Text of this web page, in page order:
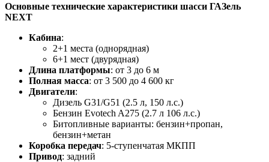
Основные технические характеристики шасси ГАЗель
NEXT
Кабина:
2+1 места (однорядная)
6+1 мест (двурядная)
Длина платформы: от 3 до 6 м
Полная масса: от 3 500 до 4 600 кг
Двигатели:
Дизель G31/G51 (2.5 л, 150 л.с.)
Бензин Evotech A275 (2.7 л 106 л.с.)
Битопливные варианты: бензин+пропан,
бензин+метан
Коробка передач: 5-ступенчатая МКПП
Привод: задний